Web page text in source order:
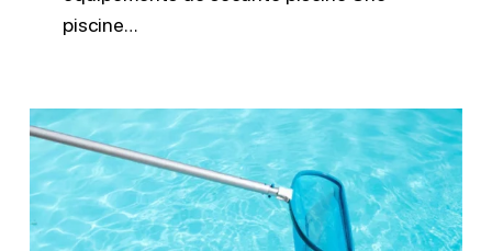
piscine…
Remise
en
route
de